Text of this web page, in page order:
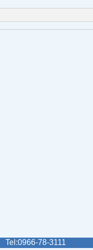
78-3111